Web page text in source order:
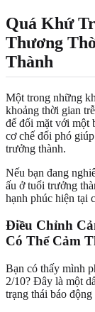
Quá Khứ
Thương
Thành
Một trong những
khoảng thời gian
để đối mặt với một
cơ chế đối phó
trưởng thành.
Nếu bạn đang
ấu ở tuổi trưởng
hạnh phúc hiện tại
Điều Chỉnh
Có Thể Cảm
Bạn có thấy mình
2/10? Đây là một
trạng thái báo động